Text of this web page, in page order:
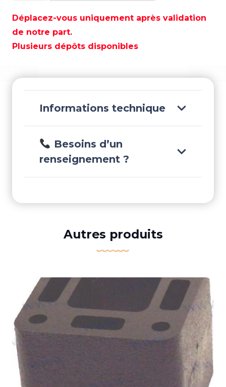
CLIPPER
MARRON
36
Déplacez-vous uniquement après validation
de notre part.
Plusieurs dépôts disponibles
Informations technique
Besoins d’un
renseignement ?
Autres produits